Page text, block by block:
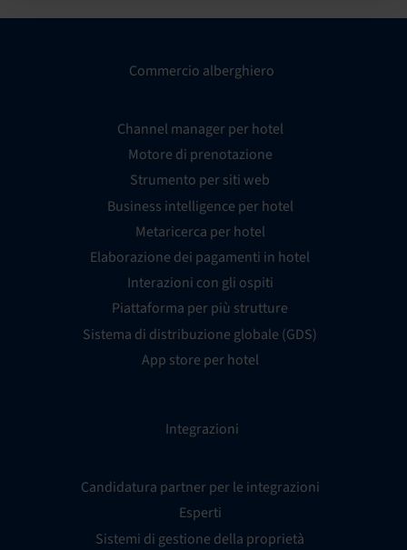
Commercio alberghiero
Channel manager per hotel
Motore di prenotazione
Strumento per siti web
Business intelligence per hotel
Metaricerca per hotel
Elaborazione dei pagamenti in hotel
Interazioni con gli ospiti
Piattaforma per più strutture
Sistema di distribuzione globale (GDS)
App store per hotel
Integrazioni
Candidatura partner per le integrazioni
Esperti
Sistemi di gestione della proprietà